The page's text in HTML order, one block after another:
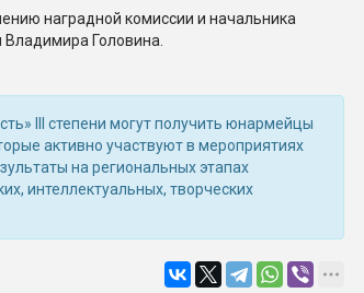
наградной комиссии и начальника
Головина.
III степени могут получить юнармейцы
активно участвуют в мероприятиях
на региональных этапах
интеллектуальных, творческих